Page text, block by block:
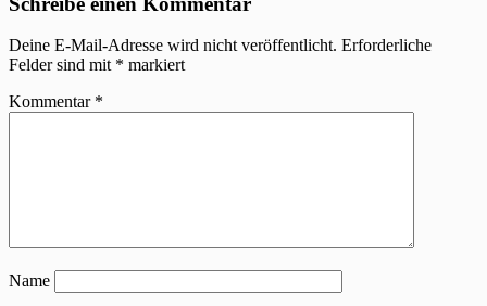
Deine E-Mail-Adresse wird nicht veröffentlicht. Erforderliche
Felder sind mit * markiert
Kommentar *
Name